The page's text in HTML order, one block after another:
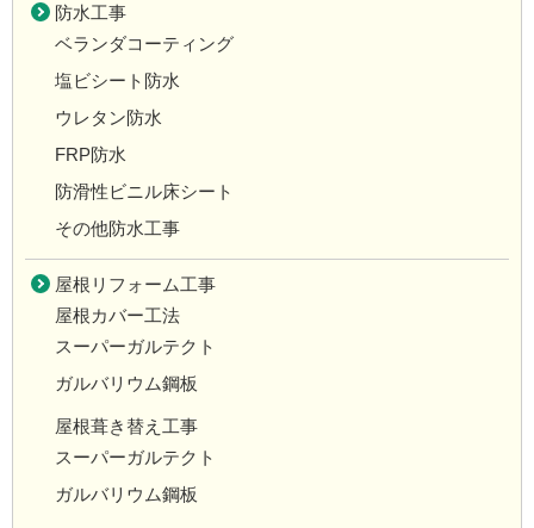
防水工事
ベランダコーティング
塩ビシート防水
ウレタン防水
FRP防水
防滑性ビニル床シート
その他防水工事
屋根リフォーム工事
屋根カバー工法
スーパーガルテクト
ガルバリウム鋼板
屋根葺き替え工事
スーパーガルテクト
ガルバリウム鋼板